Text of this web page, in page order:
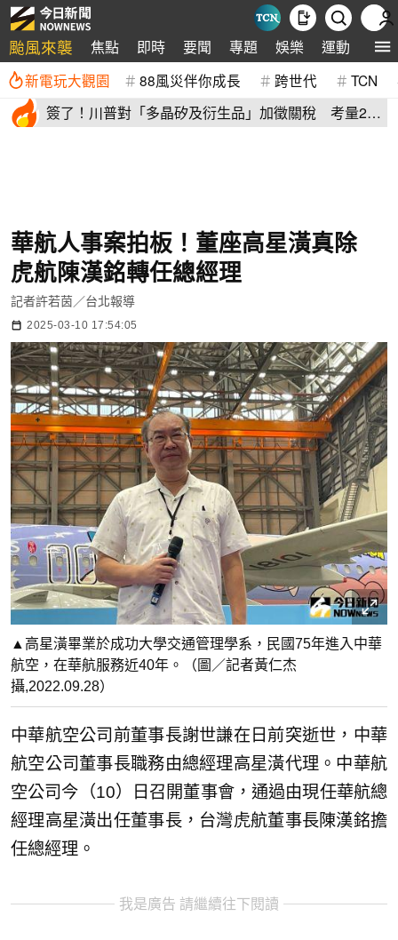
颱風來襲 焦點 即時 要聞 專題 娛樂 運動 全球
新電玩大觀園 88風災伴你成長 跨世代 TCN
簽了！川普對「多晶矽及衍生品」加徵關稅 考量2原
華航人事案拍板！董座高星潢真除
虎航陳漢銘轉任總經理
記者許若茵／台北報導
2025-03-10 17:54:05
▲高星潢畢業於成功大學交通管理學系，民國75年進入中華
航空，在華航服務近40年。（圖／記者黃仁杰
攝,2022.09.28）
中華航空公司前董事長謝世謙在日前突逝世，中華
航空公司董事長職務由總經理高星潢代理。中華航
空公司今（10）日召開董事會，通過由現任華航總
經理高星潢出任董事長，台灣虎航董事長陳漢銘擔
任總經理。
我是廣告 請繼續往下閱讀